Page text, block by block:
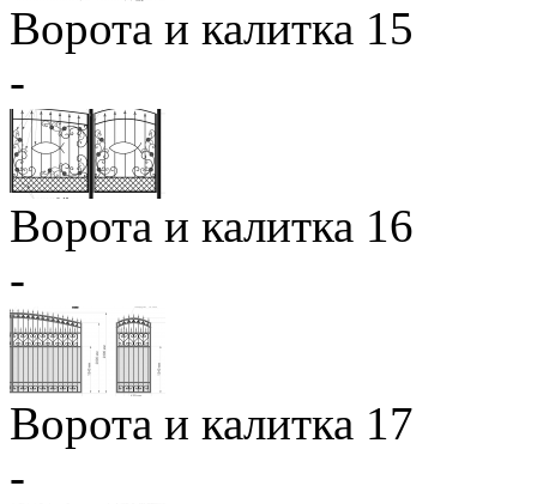
Ворота и калитка 15
-
Ворота и калитка 16
-
Ворота и калитка 17
-